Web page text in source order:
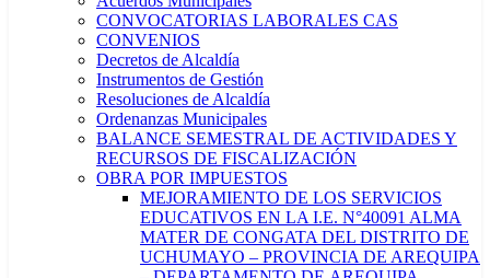
CONVOCATORIAS LABORALES CAS
CONVENIOS
Decretos de Alcaldía
Instrumentos de Gestión
Resoluciones de Alcaldía
Ordenanzas Municipales
BALANCE SEMESTRAL DE ACTIVIDADES Y
RECURSOS DE FISCALIZACIÓN
OBRA POR IMPUESTOS
MEJORAMIENTO DE LOS SERVICIOS
EDUCATIVOS EN LA I.E. N°40091 ALMA
MATER DE CONGATA DEL DISTRITO DE
UCHUMAYO – PROVINCIA DE AREQUIPA